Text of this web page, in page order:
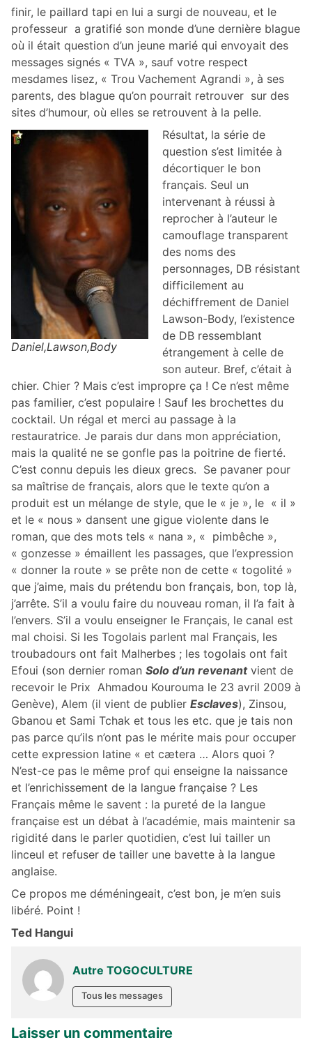
finir, le paillard tapi en lui a surgi de nouveau, et le
professeur a gratifié son monde d’une dernière blague
où il était question d’un jeune marié qui envoyait des
messages signés « TVA », sauf votre respect
mesdames lisez, « Trou Vachement Agrandi », à ses
parents, des blague qu’on pourrait retrouver sur des
sites d’humour, où elles se retrouvent à la pelle.
Daniel,Lawson,Body
Résultat, la série de
question s’est limitée à
décortiquer le bon
français. Seul un
intervenant à réussi à
reprocher à l’auteur le
camouflage transparent
des noms des
personnages, DB résistant
difficilement au
déchiffrement de Daniel
Lawson-Body, l’existence
de DB ressemblant
étrangement à celle de
son auteur. Bref, c’était à
chier. Chier ? Mais c’est impropre ça ! Ce n’est même
pas familier, c’est populaire ! Sauf les brochettes du
cocktail. Un régal et merci au passage à la
restauratrice. Je parais dur dans mon appréciation,
mais la qualité ne se gonfle pas la poitrine de fierté.
C’est connu depuis les dieux grecs. Se pavaner pour
sa maîtrise de français, alors que le texte qu’on a
produit est un mélange de style, que le « je », le « il »
et le « nous » dansent une gigue violente dans le
roman, que des mots tels « nana », « pimbêche »,
« gonzesse » émaillent les passages, que l’expression
« donner la route » se prête non de cette « togolité »
que j’aime, mais du prétendu bon français, bon, top là,
j’arrête. S’il a voulu faire du nouveau roman, il l’a fait à
l’envers. S’il a voulu enseigner le Français, le canal est
mal choisi. Si les Togolais parlent mal Français, les
troubadours ont fait Malherbes ; les togolais ont fait
Efoui (son dernier roman Solo d’un revenantvient de
recevoir le Prix Ahmadou Kourouma le 23 avril 2009 à
Genève), Alem (il vient de publier Esclaves), Zinsou,
Gbanou et Sami Tchak et tous les etc. que je tais non
pas parce qu’ils n’ont pas le mérite mais pour occuper
cette expression latine « et cætera … Alors quoi ?
N’est-ce pas le même prof qui enseigne la naissance
et l’enrichissement de la langue française ? Les
Français même le savent : la pureté de la langue
française est un débat à l’académie, mais maintenir sa
rigidité dans le parler quotidien, c’est lui tailler un
linceul et refuser de tailler une bavette à la langue
anglaise.
Ce propos me déméningeait, c’est bon, je m’en suis
libéré. Point !
Ted Hangui
Autre TOGOCULTURE
Tous les messages
Laisser un commentaire